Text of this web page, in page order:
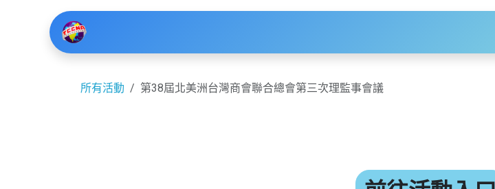
所有活動 第38屆北美洲台灣商會聯合總會第三次理監事會議